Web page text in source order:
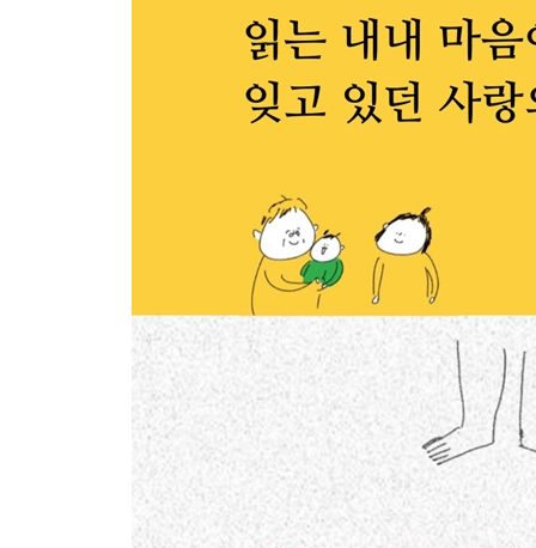
모로 가도 서울만 가면 된다
손녀를 만나기 전
기쁜 날에는 왜 자꾸 눈물이 나나
새로운 만남
둘째 손주 탄생 비화
(어… 사실은… 이건데?)
태동
백과사전
엄마는 패셔니스타